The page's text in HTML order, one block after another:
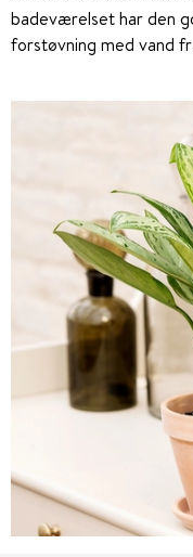
badeværelset har den
forstøvning med vand